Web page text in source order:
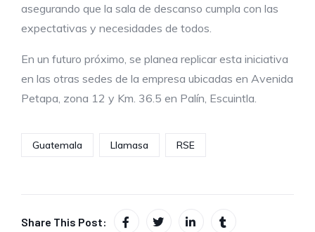
asegurando que la sala de descanso cumpla con las
expectativas y necesidades de todos.
En un futuro próximo, se planea replicar esta iniciativa
en las otras sedes de la empresa ubicadas en Avenida
Petapa, zona 12 y Km. 36.5 en Palín, Escuintla.
Guatemala Llamasa RSE
Share This Post: